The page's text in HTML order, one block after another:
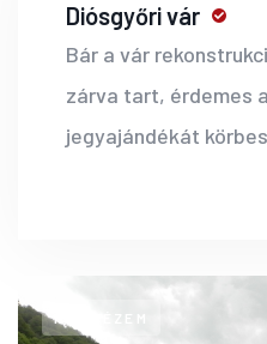
Diósgyőri vár
Bár a vár
zárva tart, érdemes
jegyajándékát
MEGNÉZEM